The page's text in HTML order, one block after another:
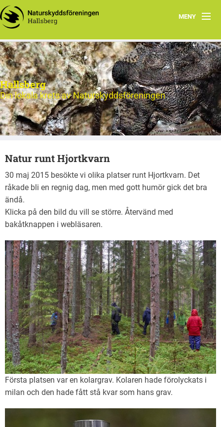
MENY
Hem
Nytt och Aktuellt
Verksamheten
Aktiviteter 2026
Natur
Kontakt
Hallsberg
Din lokala krets av Naturskyddsföreningen
Natur runt Hjortkvarn
30 maj 2015 besökte vi olika platser runt Hjortkvarn. Det
råkade bli en regnig dag, men med gott humör gick det bra
ändå.
Klicka på den bild du vill se större. Återvänd med
bakåtknappen i webläsaren.
Första platsen var en kolargrav. Kolaren hade förolyckats i
milan och den hade fått stå kvar som hans grav.